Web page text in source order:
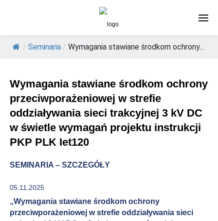
/ Seminaria / Wymagania stawiane środkom ochrony...
Wymagania stawiane środkom ochrony
przeciwporażeniowej w strefie
oddziaływania sieci trakcyjnej 3 kV DC
w świetle wymagań projektu instrukcji
PKP PLK Iet120
SEMINARIA – SZCZEGÓŁY
05.11.2025
„Wymagania stawiane środkom ochrony
przeciwporażeniowej w strefie oddziaływania sieci